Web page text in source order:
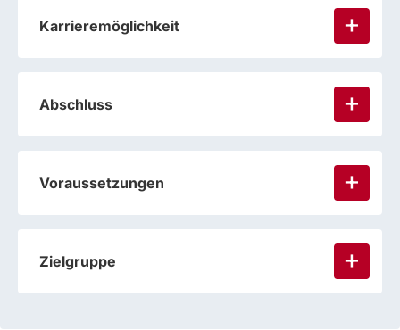
Karrieremöglichkeit
Abschluss
Voraussetzungen
Zielgruppe